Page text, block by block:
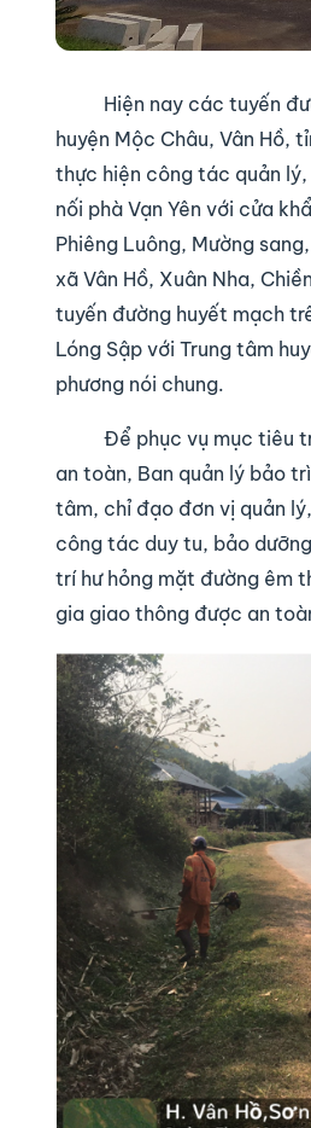
Hiện nay các tuyến
huyện Mộc Châu, Vân Hồ,
thực hiện công tác quản
nối phà Vạn Yên với cửa
Phiêng Luông, Mường
xã Vân Hồ, Xuân Nha,
tuyến đường huyết mạch
Lóng Sập với Trung tâm
phương nói chung.
Để phục vụ mục tiêu
an toàn, Ban quản lý bảo
tâm, chỉ đạo đơn vị quản
công tác duy tu, bảo
trí hư hỏng mặt đường êm
gia giao thông được an